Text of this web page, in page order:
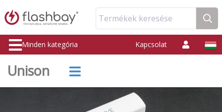
Termékek keresése
Minden kategória Kapcsolat
Unison